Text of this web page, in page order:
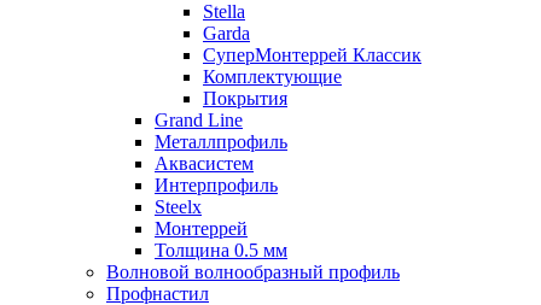
Stella
Garda
СуперМонтеррей Классик
Комплектующие
Покрытия
Grand Line
Металлпрофиль
Аквасистем
Интерпрофиль
Steelx
Монтеррей
Толщина 0.5 мм
Волновой волнообразный профиль
Профнастил